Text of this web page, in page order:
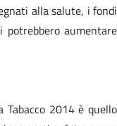
alla salute, i fondi
aumentare
Tabacco 2014 è quello